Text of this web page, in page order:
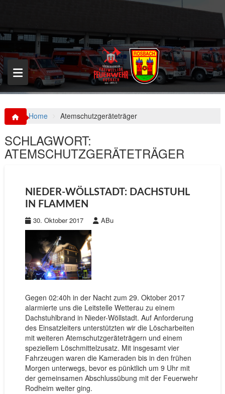
p
o
c
o
n
t
Home Atemschutzgeräteträger
SCHLAGWORT:
ATEMSCHUTZGERÄTETRÄGER
NIEDER-WÖLLSTADT: DACHSTUHL
IN FLAMMEN
30. Oktober 2017 ABu
Gegen 02:40h in der Nacht zum 29. Oktober 2017
alarmierte uns die Leitstelle Wetterau zu einem
Dachstuhlbrand in Nieder-Wöllstadt. Auf Anforderung
des Einsatzleiters unterstützten wir die Löscharbeiten
mit weiteren Atemschutzgeräteträgern und einem
speziellem Löschmittelzusatz. Mit insgesamt vier
Fahrzeugen waren die Kameraden bis in den frühen
Morgen unterwegs, bevor es pünktlich um 9 Uhr mit
der gemeinsamen Abschlussübung mit der Feuerwehr
Rodheim weiter ging.